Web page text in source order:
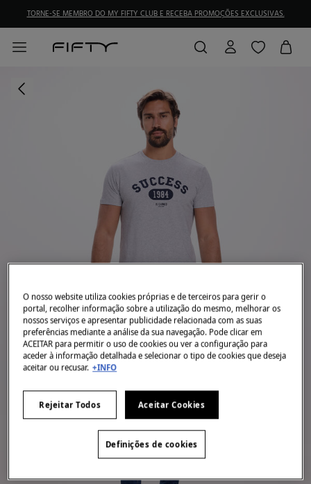
TORNE-SE MEMBRO DO MY FIFTY CLUB E RECEBA PROMOÇÕES EXCLUSIVAS.
O nosso website utiliza cookies próprias e de terceiros para gerir o
portal, recolher informação sobre a utilização do mesmo, melhorar os
nossos serviços e apresentar publicidade relacionada com as suas
preferências mediante a análise da sua navegação. Pode clicar em
ACEITAR para permitir o uso de cookies ou ver a configuração para
aceder à informação detalhada e selecionar o tipo de cookies que deseja
aceitar ou recusar. +INFO
Rejeitar Todos Aceitar Cookies
Definições de cookies